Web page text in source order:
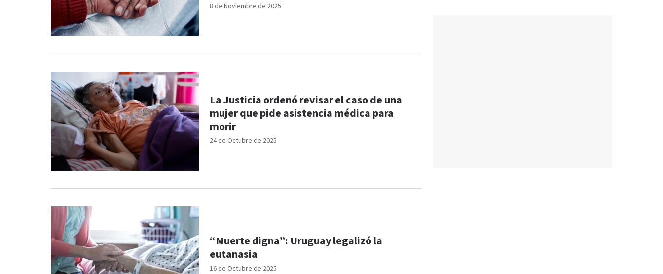
8 de Noviembre de 2025
24 de Octubre de 2025
La Justicia ordenó revisar el caso de una
mujer que pide asistencia médica para
morir
16 de Octubre de 2025
“Muerte digna”: Uruguay legalizó la
eutanasia